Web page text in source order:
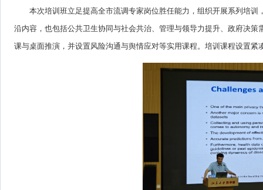
本次培训班立足提高全市流调专家岗位胜任能力，组织开展系列培
沿内容，也包括公共卫生协同与社会共治、管理与领导力提升、政府决
课与桌面推演，并设置风险沟通与舆情应对等实用课程。培训课程设置